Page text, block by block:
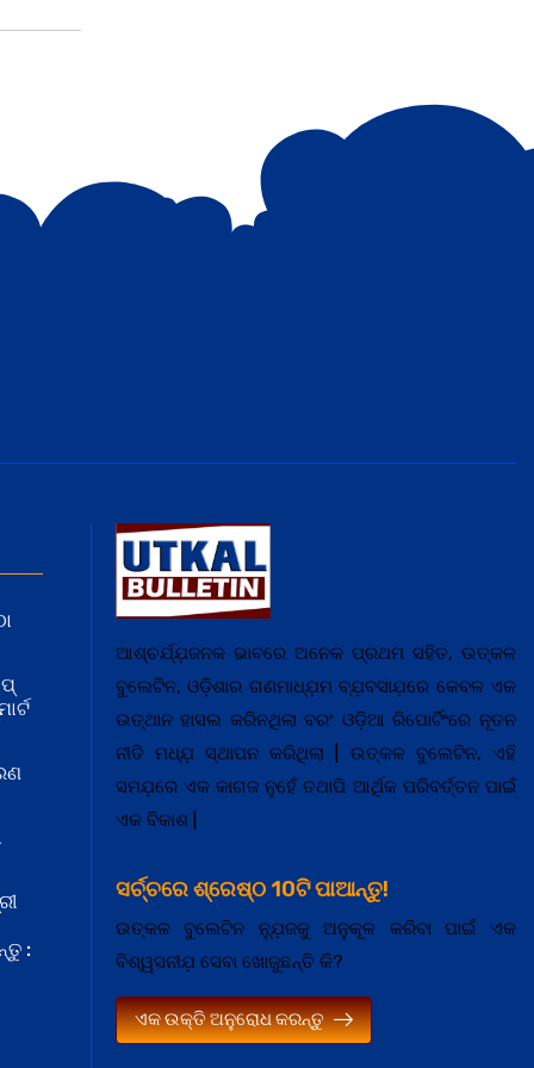
:
ଆଶ୍ଚର୍ଯ୍ଯ଼ଜନକ ଭାବରେ ଅନେକ ପ୍ରଥମ ସହିତ, ଉତ୍କଳ
ବୁଲେଟିନ, ଓଡ଼ିଶାର ଗଣମାଧ୍ଯ଼ମ ବ୍ଯ଼ବସାଯ଼ରେ କେବଳ ଏକ
ଉତ୍ଥାନ ହାସଲ କରିନଥିଲା ବରଂ ଓଡ଼ିଆ ରିପୋର୍ଟିଂରେ ନୂତନ
ନୀତି ମଧ୍ଯ଼ ସ୍ଥାପନ କରିଥିଲା | ଉତ୍କଳ ବୁଲେଟିନ, ଏହି
ସମଯ଼ରେ ଏକ କାଗଜ ନୁହେଁ ତଥାପି ଆର୍ଥିକ ପରିବର୍ତ୍ତନ ପାଇଁ
ଏକ ବିକାଶ |
ସର୍ଚ୍ଚରେ ଶ୍ରେଷ୍ଠ 10ଟି ପାଆନ୍ତୁ!
ଉତ୍କଳ ବୁଲେଟିନ ନ୍ଯ଼ୁଜକୁ ଅନୁକୂଳ କରିବା ପାଇଁ ଏକ
ବିଶ୍ୱସନୀଯ଼ ସେବା ଖୋଜୁଛନ୍ତି କି?
ଏକ ଉକ୍ତି ଅନୁରୋଧ କରନ୍ତୁ